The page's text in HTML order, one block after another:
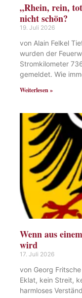
„Rhein, rein,
nicht schön?
19. Juli 2026
von Alain Felkel
wurden der
Stromkilometer
gemeldet. Wie
Weiterlesen »
Wenn aus
wird
17. Juli 2026
von Georg
Eklat, kein Streit,
harmloses